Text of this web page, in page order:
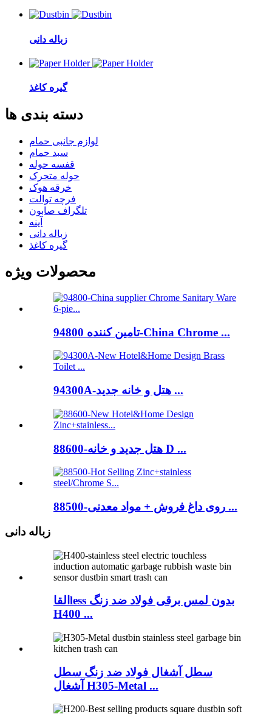
زباله دانی
گیره کاغذ
دسته بندی ها
لوازم جانبی حمام
سبد حمام
قفسه حوله
حوله متحرک
خرقه هوک
فرچه توالت
تلگراف صابون
آینه
زباله دانی
گیره کاغذ
محصولات ویژه
تامین کننده 94800-China Chrome ...
94300A-هتل و خانه جدید ...
88600-هتل جدید و خانه D ...
88500-روی داغ فروش + مواد معدنی ...
زباله دانی
القاless بدون لمس برقی فولاد ضد زنگ
H400 ...
سطل آشغال فولاد ضد زنگ سطل
آشغال H305-Metal ...